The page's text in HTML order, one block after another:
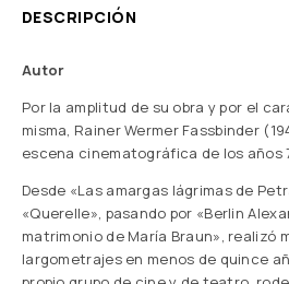
DESCRIPCIÓN
Autor
Por la amplitud de su obra y por el
misma, Rainer Wermer Fassbinder
escena cinematográfica de los años
Desde «Las amargas lágrimas de
«Querelle», pasando por «Berlin
matrimonio de María Braun», realizó
largometrajes en menos de quince